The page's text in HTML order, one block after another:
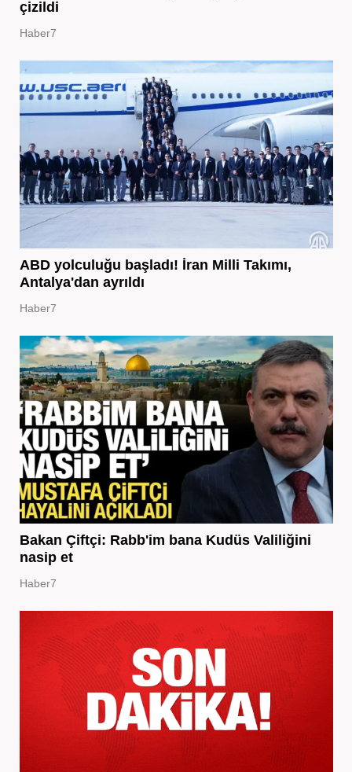
çizildi
Haber7
ABD yolculuğu başladı! İran Milli Takımı,
Antalya'dan ayrıldı
Haber7
Bakan Çiftçi: Rabb'im bana Kudüs Valiliğini
nasip et
Haber7